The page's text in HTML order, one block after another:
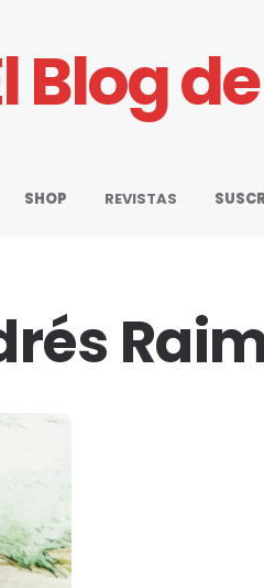
Blog
SHOP REVISTAS